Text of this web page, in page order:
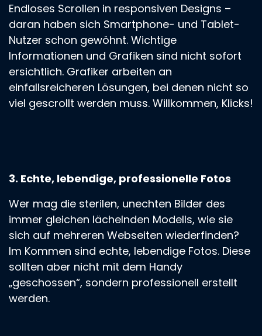
Endloses Scrollen in responsiven Designs –
daran haben sich Smartphone- und Tablet-
Nutzer schon gewöhnt. Wichtige
Informationen und Grafiken sind nicht sofort
ersichtlich. Grafiker arbeiten an
einfallsreicheren Lösungen, bei denen nicht so
viel gescrollt werden muss. Willkommen, Klicks!
3. Echte, lebendige, professionelle Fotos
Wer mag die sterilen, unechten Bilder des
immer gleichen lächelnden Modells, wie sie
sich auf mehreren Webseiten wiederfinden?
Im Kommen sind echte, lebendige Fotos. Diese
sollten aber nicht mit dem Handy
„geschossen“, sondern professionell erstellt
werden.